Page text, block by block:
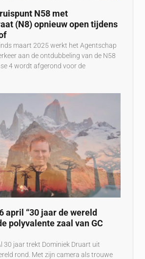
N58 met
(N8) opnieuw open tijdens
maart 2025 werkt het Agentschap
aan de ontdubbeling van de N58
4 wordt afgerond voor de
april “30 jaar de wereld
polyvalente zaal van GC
30 jaar trekt Dominiek Druart uit
rond. Met zijn camera als trouwe